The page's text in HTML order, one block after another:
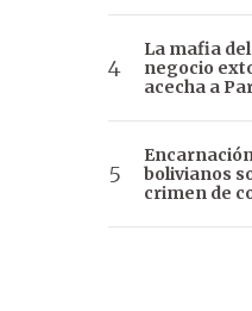
La mafia
negocio
acecha a
bolivianos
crimen de